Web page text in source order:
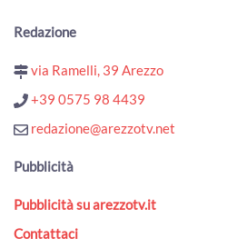
00:03:45 - Lunedì, 03
Si rifugia in un bar per
arrestato
Esodo estivo, weekend da
Redazione
via Ramelli, 39 Arezzo
+39 0575 98 4439
redazione@arezzotv.net
Pubblicità
Pubblicità su arezzotv.it
Contattaci